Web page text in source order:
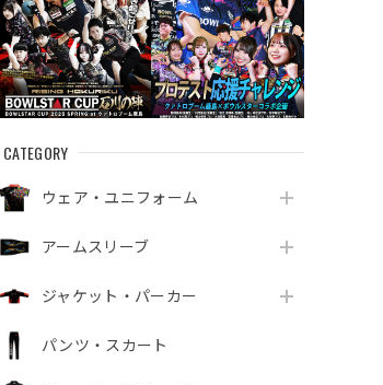
CATEGORY
ウェア・ユニフォーム
アームスリーブ
ジャケット・パーカー
パンツ・スカート